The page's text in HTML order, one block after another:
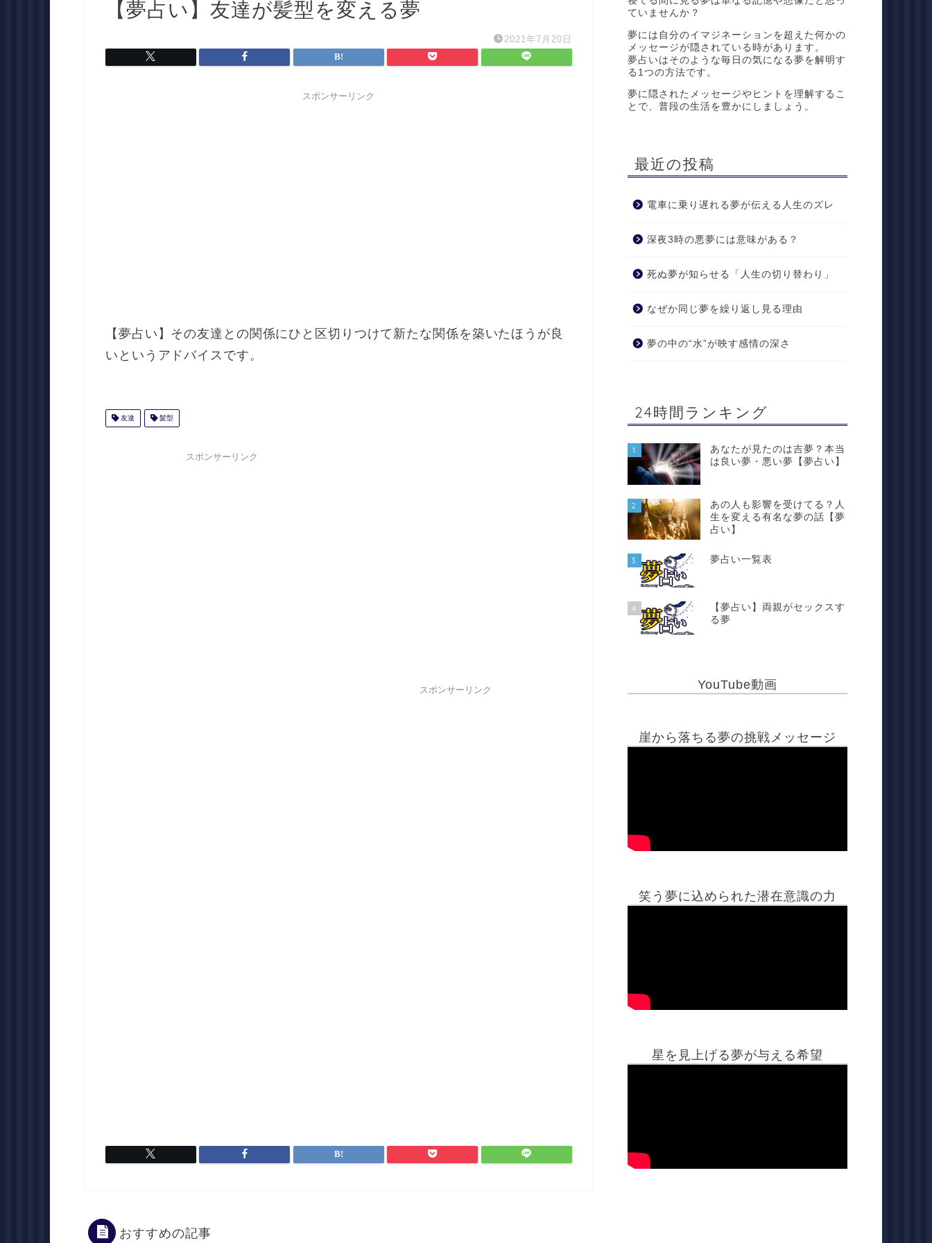
【夢占い】友達が髪型を変える夢
2021年7月20日
スポンサーリンク
【夢占い】その友達との関係にひと区切りつけて新たな関係を築いたほうが良
いというアドバイスです。
友達 髪型
スポンサーリンク
スポンサーリンク
おすすめの記事
ていませんか？
夢には自分のイマジネーションを超えた何かの
メッセージが隠されている時があります。
夢占いはそのような毎日の気になる夢を解明す
る1つの方法です。
夢に隠されたメッセージやヒントを理解するこ
とで、普段の生活を豊かにしましょう。
最近の投稿
電車に乗り遅れる夢が伝える人生のズレ
深夜3時の悪夢には意味がある？
死ぬ夢が知らせる「人生の切り替わり」
なぜか同じ夢を繰り返し見る理由
夢の中の“水”が映す感情の深さ
24時間ランキング
1
あなたが見たのは吉夢？本当
は良い夢・悪い夢【夢占い】
2
あの人も影響を受けてる？人
生を変える有名な夢の話【夢
占い】
3 夢占い一覧表
4
【夢占い】両親がセックスす
る夢
YouTube動画
崖から落ちる夢の挑戦メッセージ
笑う夢に込められた潜在意識の力
星を見上げる夢が与える希望